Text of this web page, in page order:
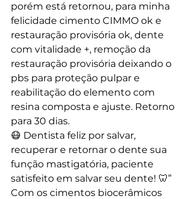
porém está retornou, para minha
felicidade cimento CIMMO ok e
restauração provisória ok, dente
com vitalidade +, remoção da
restauração provisória deixando o
pbs para proteção pulpar e
reabilitação do elemento com
resina composta e ajuste. Retorno
para 30 dias.
😷 Dentista feliz por salvar,
recuperar e retornar o dente sua
função mastigatória, paciente
satisfeito em salvar seu dente! 🦷”
Com os cimentos biocerâmicos